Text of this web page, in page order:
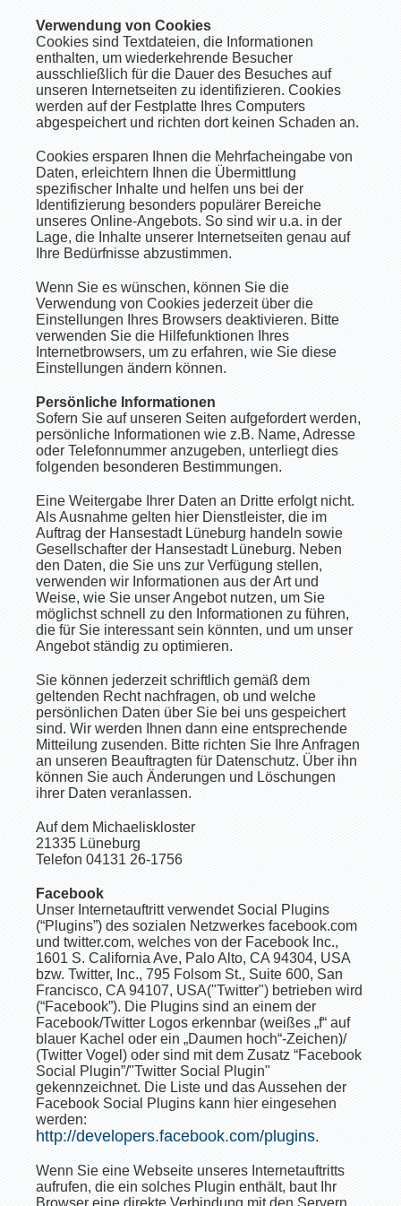
Verwendung von Cookies
Cookies sind Textdateien, die Informationen
enthalten, um wiederkehrende Besucher
ausschließlich für die Dauer des Besuches auf
unseren Internetseiten zu identifizieren. Cookies
werden auf der Festplatte Ihres Computers
abgespeichert und richten dort keinen Schaden an.
Cookies ersparen Ihnen die Mehrfacheingabe von
Daten, erleichtern Ihnen die Übermittlung
spezifischer Inhalte und helfen uns bei der
Identifizierung besonders populärer Bereiche
unseres Online-Angebots. So sind wir u.a. in der
Lage, die Inhalte unserer Internetseiten genau auf
Ihre Bedürfnisse abzustimmen.
Wenn Sie es wünschen, können Sie die
Verwendung von Cookies jederzeit über die
Einstellungen Ihres Browsers deaktivieren. Bitte
verwenden Sie die Hilfefunktionen Ihres
Internetbrowsers, um zu erfahren, wie Sie diese
Einstellungen ändern können.
Persönliche Informationen
Sofern Sie auf unseren Seiten aufgefordert werden,
persönliche Informationen wie z.B. Name, Adresse
oder Telefonnummer anzugeben, unterliegt dies
folgenden besonderen Bestimmungen.
Eine Weitergabe Ihrer Daten an Dritte erfolgt nicht.
Als Ausnahme gelten hier Dienstleister, die im
Auftrag der Hansestadt Lüneburg handeln sowie
Gesellschafter der Hansestadt Lüneburg. Neben
den Daten, die Sie uns zur Verfügung stellen,
verwenden wir Informationen aus der Art und
Weise, wie Sie unser Angebot nutzen, um Sie
möglichst schnell zu den Informationen zu führen,
die für Sie interessant sein könnten, und um unser
Angebot ständig zu optimieren.
Sie können jederzeit schriftlich gemäß dem
geltenden Recht nachfragen, ob und welche
persönlichen Daten über Sie bei uns gespeichert
sind. Wir werden Ihnen dann eine entsprechende
Mitteilung zusenden. Bitte richten Sie Ihre Anfragen
an unseren Beauftragten für Datenschutz. Über ihn
können Sie auch Änderungen und Löschungen
ihrer Daten veranlassen.
Auf dem Michaeliskloster
21335 Lüneburg
Telefon 04131 26-1756
Facebook
Unser Internetauftritt verwendet Social Plugins
(“Plugins”) des sozialen Netzwerkes facebook.com
und twitter.com, welches von der Facebook Inc.,
1601 S. California Ave, Palo Alto, CA 94304, USA
bzw. Twitter, Inc., 795 Folsom St., Suite 600, San
Francisco, CA 94107, USA("Twitter") betrieben wird
(“Facebook”). Die Plugins sind an einem der
Facebook/Twitter Logos erkennbar (weißes „f“ auf
blauer Kachel oder ein „Daumen hoch“-Zeichen)/
(Twitter Vogel) oder sind mit dem Zusatz “Facebook
Social Plugin”/"Twitter Social Plugin"
gekennzeichnet. Die Liste und das Aussehen der
Facebook Social Plugins kann hier eingesehen
werden:
http://developers.facebook.com/plugins.
Wenn Sie eine Webseite unseres Internetauftritts
aufrufen, die ein solches Plugin enthält, baut Ihr
Browser eine direkte Verbindung mit den Servern